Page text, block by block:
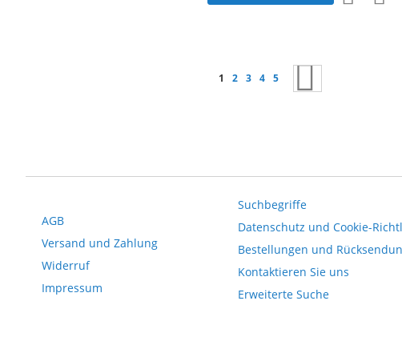
Seite
Sie lesen gerade Seite
1 Seite
2 Seite
3 Seite
4 Seite
5
AGB
Versand und Zahlung
Widerruf
Impressum
Suchbegriffe
Datenschutz und Cookie-
Bestellungen und
Kontaktieren Sie uns
Erweiterte Suche